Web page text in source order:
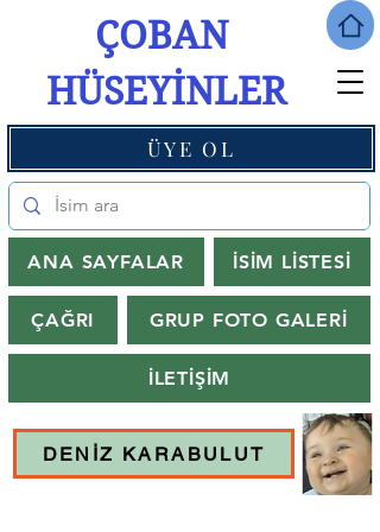
ÇOBAN
HÜSEYİNLER
ANA SAYFALAR İSİM LİSTESİ
ÇAĞRI GRUP FOTO GALERİ
İLETİŞİM
ÜYE OL
DENİZ KARABULUT